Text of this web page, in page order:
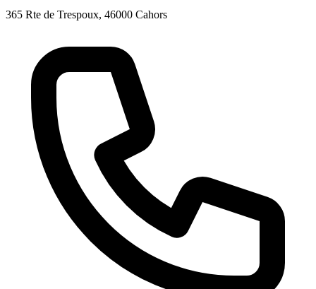
365 Rte de Trespoux, 46000 Cahors